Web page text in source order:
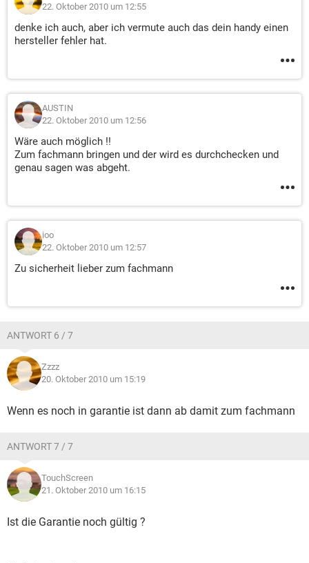
22. Oktober 2010 um 12:55
denke ich auch, aber ich vermute auch das dein handy einen
hersteller fehler hat.
AUSTIN
22. Oktober 2010 um 12:56
Wäre auch möglich !!
Zum fachmann bringen und der wird es durchchecken und
genau sagen was abgeht.
ioo
22. Oktober 2010 um 12:57
Zu sicherheit lieber zum fachmann
ANTWORT 6 / 7
Zzzz
20. Oktober 2010 um 15:19
Wenn es noch in garantie ist dann ab damit zum fachmann
ANTWORT 7 / 7
TouchScreen
21. Oktober 2010 um 16:15
Ist die Garantie noch gültig ?